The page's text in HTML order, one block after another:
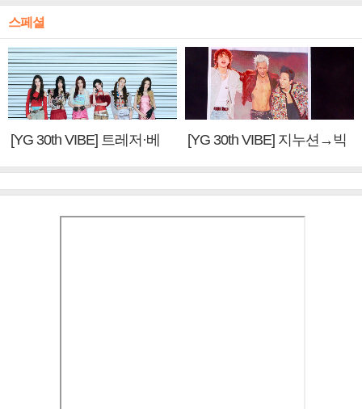
스페셜
[YG 30th VIBE] 트레저·베
[YG 30th VIBE] 지누션→빅